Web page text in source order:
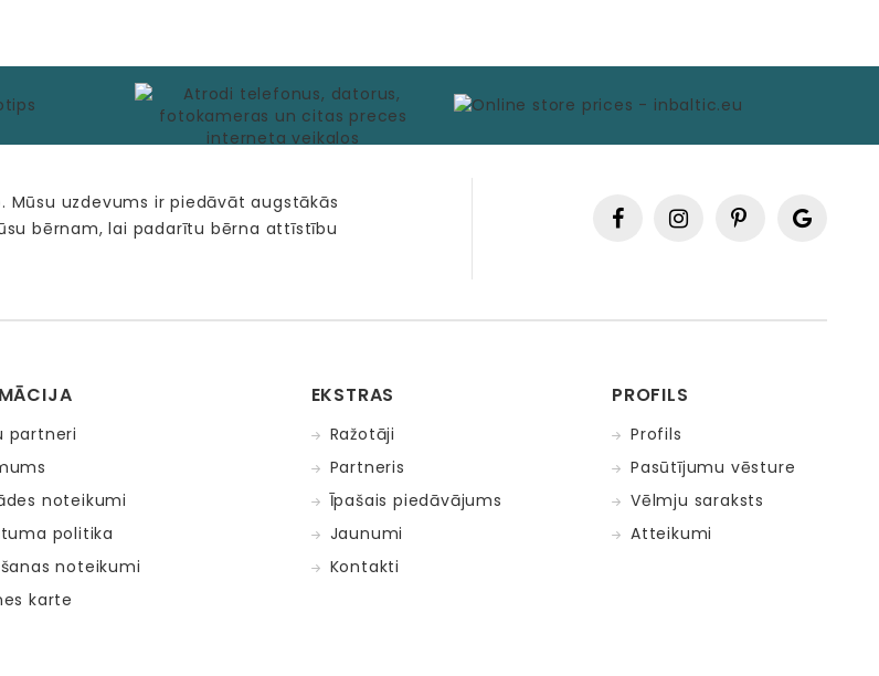
Mūsu uzdevums ir piedāvāt augstākās
bērnam, lai padarītu bērna attīstību
partneri
noteikumi
politika
noteikumi
karte
EKSTRAS
Ražotāji
Partneris
Īpašais piedāvājums
Jaunumi
Kontakti
PROFILS
Profils
Pasūtījumu vēsture
Vēlmju saraksts
Atteikumi